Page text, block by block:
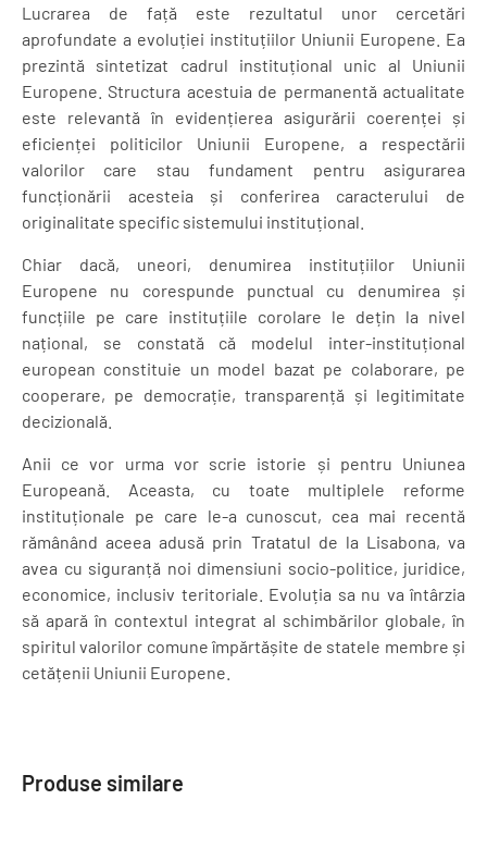
Lucrarea de față este rezultatul unor cercetări
aprofundate a evoluției instituțiilor Uniunii Europene. Ea
prezintă sintetizat cadrul instituțional unic al Uniunii
Europene. Structura acestuia de permanentă actualitate
este relevantă în evidențierea asigurării coerenței și
eficienței politicilor Uniunii Europene, a respectării
valorilor care stau fundament pentru asigurarea
funcționării acesteia și conferirea caracterului de
originalitate specific sistemului instituțional.
Chiar dacă, uneori, denumirea instituțiilor Uniunii
Europene nu corespunde punctual cu denumirea și
funcțiile pe care instituțiile corolare le dețin la nivel
național, se constată că modelul inter-instituțional
european constituie un model bazat pe colaborare, pe
cooperare, pe democrație, transparență și legitimitate
decizională.
Anii ce vor urma vor scrie istorie și pentru Uniunea
Europeană. Aceasta, cu toate multiplele reforme
instituționale pe care le-a cunoscut, cea mai recentă
rămânând aceea adusă prin Tratatul de la Lisabona, va
avea cu siguranță noi dimensiuni socio-politice, juridice,
economice, inclusiv teritoriale. Evoluția sa nu va întârzia
să apară în contextul integrat al schimbărilor globale, în
spiritul valorilor comune împărtășite de statele membre și
cetățenii Uniunii Europene.
Produse similare